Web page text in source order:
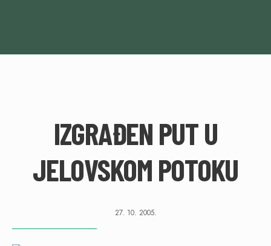
IZGRAĐEN PUT U
JELOVSKOM POTOKU
27. 10. 2005.